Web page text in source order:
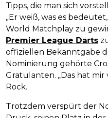
Tipps, die man sich
„Er weiß, was es
World Matchplay zu
Premier League Darts
offiziellen Bekanntgabe
Nominierung gehörte
Gratulanten. „Das hat
Rock.
Trotzdem verspürt der